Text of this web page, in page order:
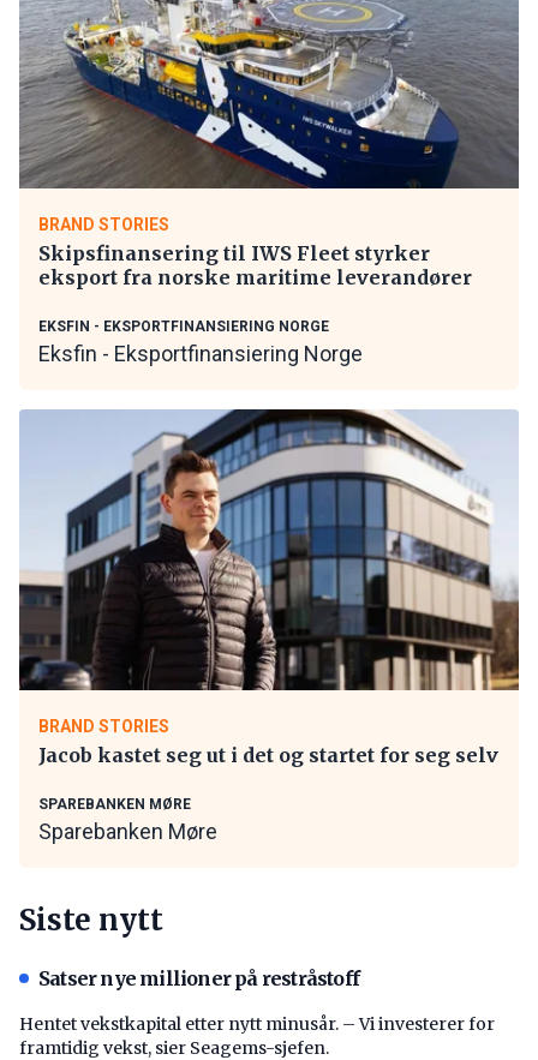
BRAND STORIES
Skipsfinansering til IWS Fleet styrker
eksport fra norske maritime leverandører
EKSFIN - EKSPORTFINANSIERING NORGE
Eksfin - Eksportfinansiering Norge
BRAND STORIES
Jacob kastet seg ut i det og startet for seg selv
SPAREBANKEN MØRE
Sparebanken Møre
Siste nytt
Satser nye millioner på restråstoff
Hentet vekstkapital etter nytt minusår. – Vi investerer for
framtidig vekst, sier Seagems-sjefen.